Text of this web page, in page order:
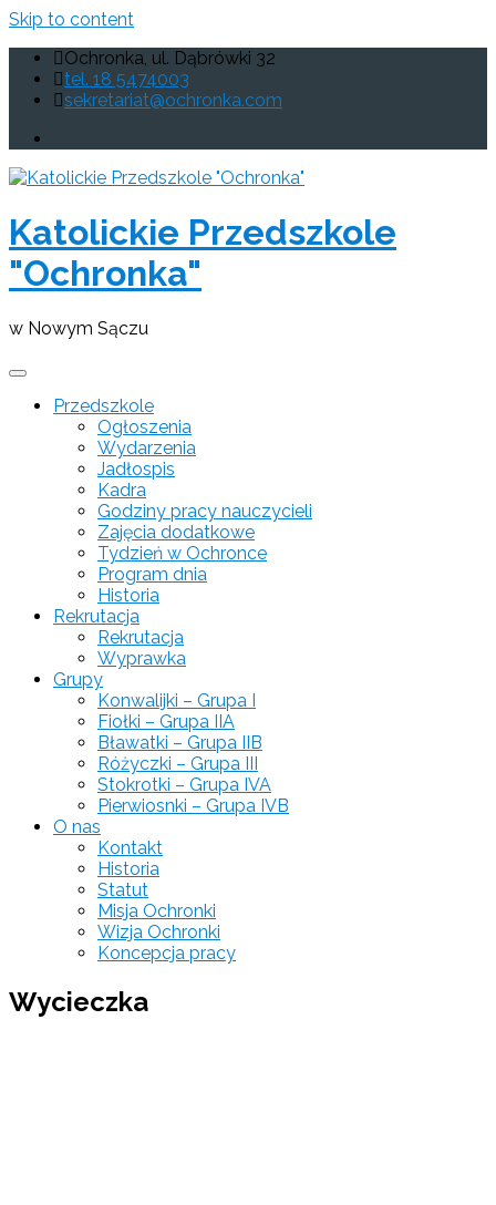
Skip to content
Ochronka, ul. Dąbrówki 32
tel. 18 5474003
sekretariat@ochronka.com
Katolickie Przedszkole
"Ochronka"
w Nowym Sączu
Przedszkole
Ogłoszenia
Wydarzenia
Jadłospis
Kadra
Godziny pracy nauczycieli
Zajęcia dodatkowe
Tydzień w Ochronce
Program dnia
Historia
Rekrutacja
Rekrutacja
Wyprawka
Grupy
Konwalijki – Grupa I
Fiołki – Grupa IIA
Bławatki – Grupa IIB
Różyczki – Grupa III
Stokrotki – Grupa IVA
Pierwiosnki – Grupa IVB
O nas
Kontakt
Historia
Statut
Misja Ochronki
Wizja Ochronki
Koncepcja pracy
Wycieczka